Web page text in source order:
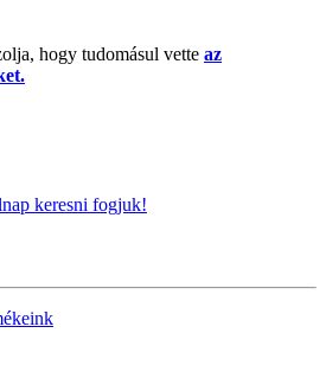
hogy tudomásul vette az
keresni fogjuk!